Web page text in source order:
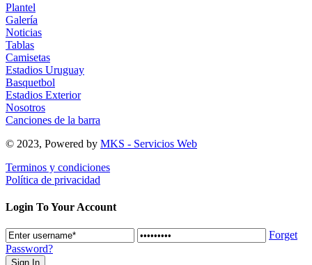
Plantel
Galería
Noticias
Tablas
Camisetas
Estadios Uruguay
Basquetbol
Estadios Exterior
Nosotros
Canciones de la barra
© 2023, Powered by MKS - Servicios Web
Terminos y condiciones
Política de privacidad
Login To Your Account
Forget
Password?